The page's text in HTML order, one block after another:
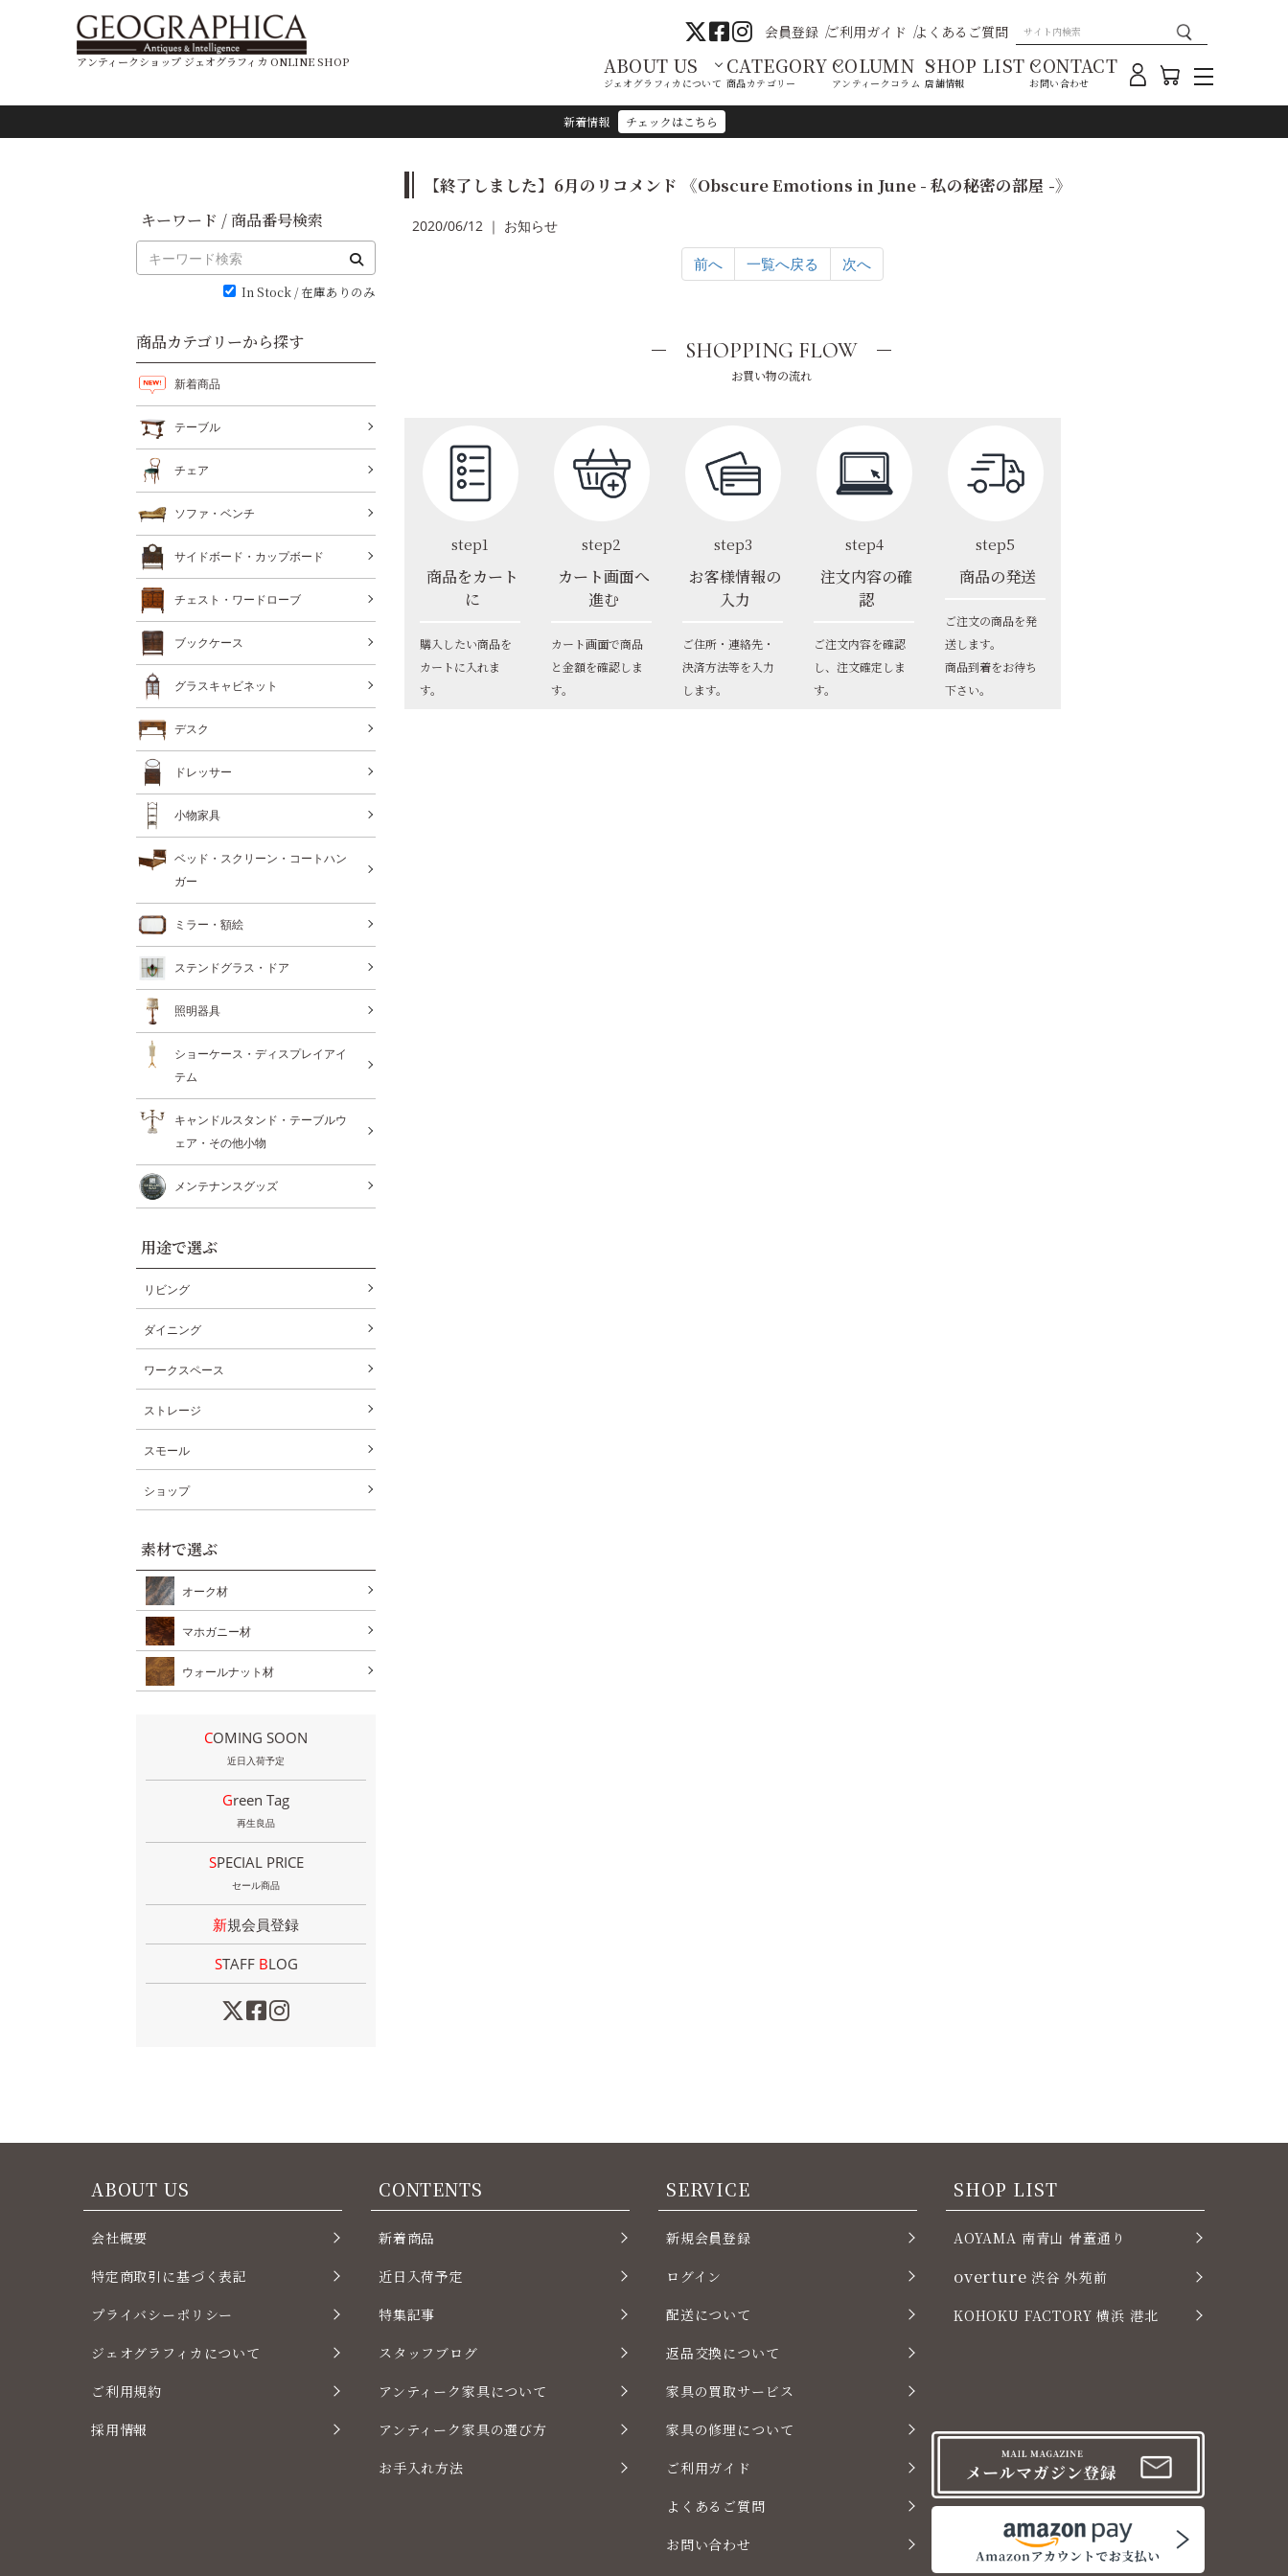
新着情報 チェックはこちら
アンティークショップ ジェオグラフィカ ONLINE SHOP
会員登録 ご利用ガイド よくあるご質問
ABOUT US
ジェオグラフィカについて
CATEGORY
商品カテゴリー
COLUMN
アンティークコラム
SHOP LIST
店舗情報
CONTACT
お問い合わせ
【終了しました】6月のリコメンド 《Obscure Emotions in June - 私の秘密の部屋 -》
2020/06/12 ｜ お知らせ
前へ 一覧へ戻る 次へ
SHOPPING FLOW
お買い物の流れ
step1
商品をカート
に
購入したい商品を
カートに入れま
す。
step2
カート画面へ
進む
カート画面で商品
と金額を確認しま
す。
step3
お客様情報の
入力
ご住所・連絡先・
決済方法等を入力
します。
step4
注文内容の確
認
ご注文内容を確認
し、注文確定しま
す。
step5
商品の発送
ご注文の商品を発
送します。
商品到着をお待ち
下さい。
キーワード / 商品番号検索
In Stock / 在庫ありのみ
商品カテゴリーから探す
新着商品
テーブル
チェア
ソファ・ベンチ
サイドボード・カップボード
チェスト・ワードローブ
ブックケース
グラスキャビネット
デスク
ドレッサー
小物家具
ベッド・スクリーン・コートハン
ガー
ミラー・額絵
ステンドグラス・ドア
照明器具
ショーケース・ディスプレイアイ
テム
キャンドルスタンド・テーブルウ
ェア・その他小物
メンテナンスグッズ
用途で選ぶ
リビング
ダイニング
ワークスペース
ストレージ
スモール
ショップ
素材で選ぶ
オーク材
マホガニー材
ウォールナット材
COMING SOON
近日入荷予定
Green Tag
再生良品
SPECIAL PRICE
セール商品
新規会員登録
STAFF BLOG
ABOUT US
会社概要
特定商取引に基づく表記
プライバシーポリシー
ジェオグラフィカについて
ご利用規約
採用情報
CONTENTS
新着商品
近日入荷予定
特集記事
スタッフブログ
アンティーク家具について
アンティーク家具の選び方
お手入れ方法
SERVICE
新規会員登録
ログイン
配送について
返品交換について
家具の買取サービス
家具の修理について
ご利用ガイド
よくあるご質問
お問い合わせ
SHOP LIST
AOYAMA 南青山 骨董通り
overture 渋谷 外苑前
KOHOKU FACTORY 横浜 港北